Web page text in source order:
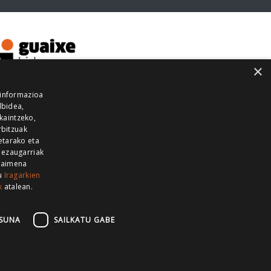
GUKA
GUKA ZUMAIA GUKA
×
eta
Iragarkien
atalean.
SAILKATU GABE